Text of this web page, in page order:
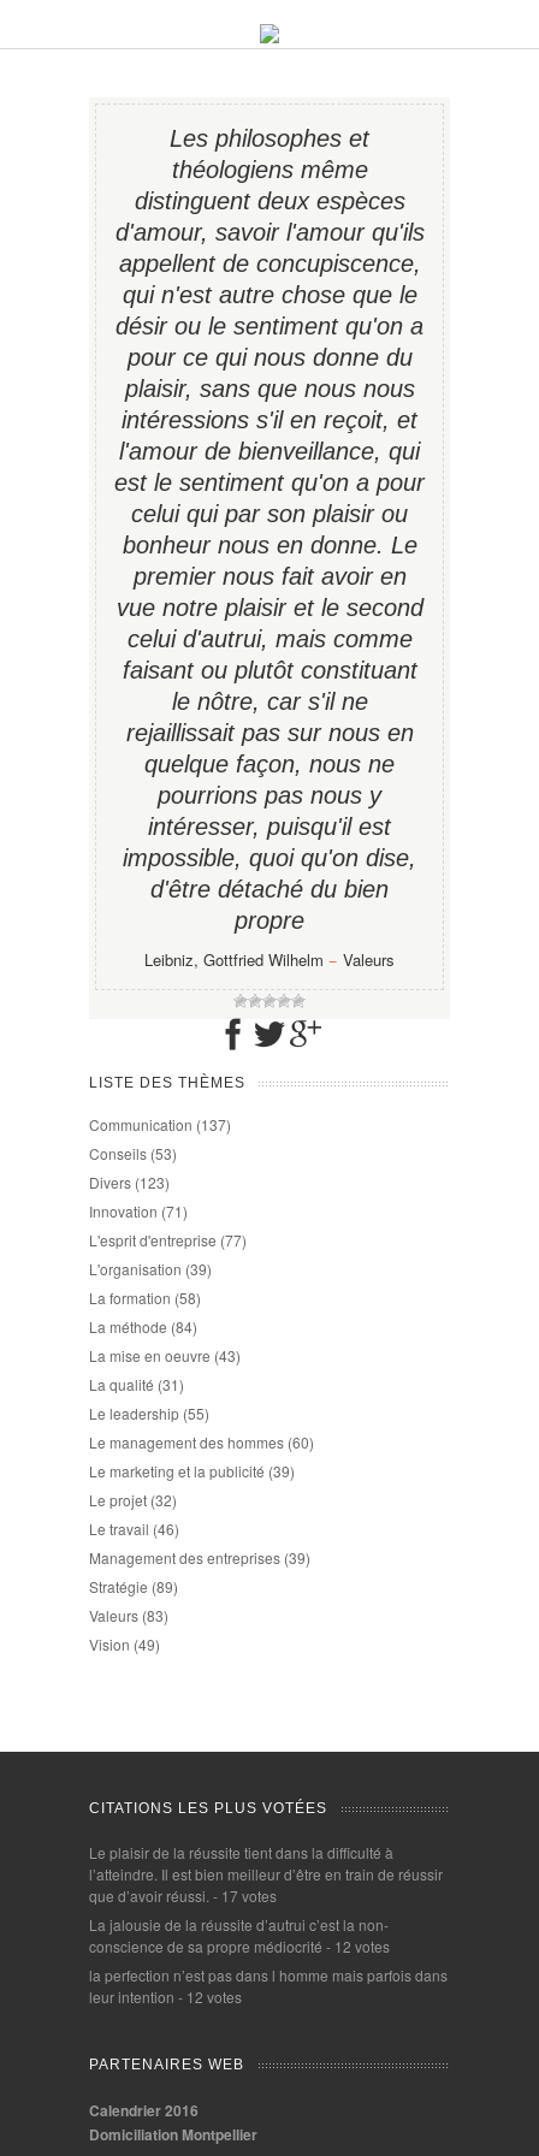
Les philosophes et
théologiens même
distinguent deux espèces
d'amour, savoir l'amour qu'ils
appellent de concupiscence,
qui n'est autre chose que le
désir ou le sentiment qu'on a
pour ce qui nous donne du
plaisir, sans que nous nous
intéressions s'il en reçoit, et
l'amour de bienveillance, qui
est le sentiment qu'on a pour
celui qui par son plaisir ou
bonheur nous en donne. Le
premier nous fait avoir en
vue notre plaisir et le second
celui d'autrui, mais comme
faisant ou plutôt constituant
le nôtre, car s'il ne
rejaillissait pas sur nous en
quelque façon, nous ne
pourrions pas nous y
intéresser, puisqu'il est
impossible, quoi qu'on dise,
d'être détaché du bien
propre
Leibniz, Gottfried Wilhelm − Valeurs
LISTE DES THÈMES
Communication (137)
Conseils (53)
Divers (123)
Innovation (71)
L'esprit d'entreprise (77)
L'organisation (39)
La formation (58)
La méthode (84)
La mise en oeuvre (43)
La qualité (31)
Le leadership (55)
Le management des hommes (60)
Le marketing et la publicité (39)
Le projet (32)
Le travail (46)
Management des entreprises (39)
Stratégie (89)
Valeurs (83)
Vision (49)
CITATIONS LES PLUS VOTÉES
Le plaisir de la réussite tient dans la difficulté à
l’atteindre. Il est bien meilleur d’être en train de réussir
que d’avoir réussi. - 17 votes
La jalousie de la réussite d’autrui c’est la non-
conscience de sa propre médiocrité - 12 votes
la perfection n’est pas dans l homme mais parfois dans
leur intention - 12 votes
PARTENAIRES WEB
Calendrier 2016
Domiciliation Montpellier